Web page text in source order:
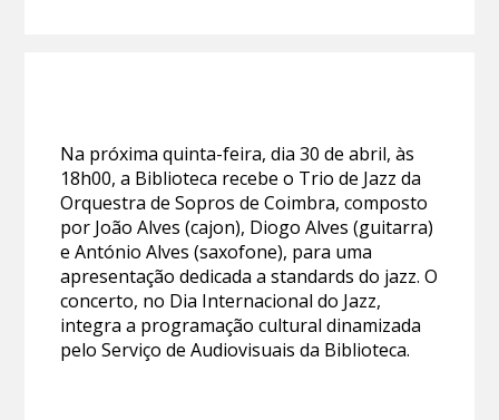
Na próxima quinta-feira, dia 30 de abril, às
18h00, a Biblioteca recebe o Trio de Jazz da
Orquestra de Sopros de Coimbra, composto
por João Alves (cajon), Diogo Alves (guitarra)
e António Alves (saxofone), para uma
apresentação dedicada a standards do jazz. O
concerto, no Dia Internacional do Jazz,
integra a programação cultural dinamizada
pelo Serviço de Audiovisuais da Biblioteca.